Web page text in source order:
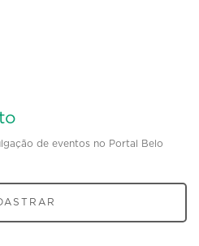
de eventos no Portal Belo